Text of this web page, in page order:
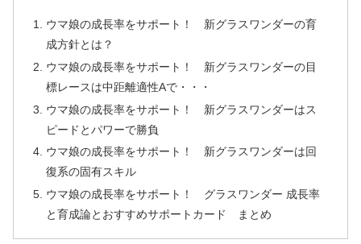
ウマ娘の成長率をサポート！ 新グラスワンダーの育
成方針とは？
ウマ娘の成長率をサポート！ 新グラスワンダーの目
標レースは中距離適性Aで・・・
ウマ娘の成長率をサポート！ 新グラスワンダーはス
ピードとパワーで勝負
ウマ娘の成長率をサポート！ 新グラスワンダーは回
復系の固有スキル
ウマ娘の成長率をサポート！ グラスワンダー 成長率
と育成論とおすすめサポートカード まとめ